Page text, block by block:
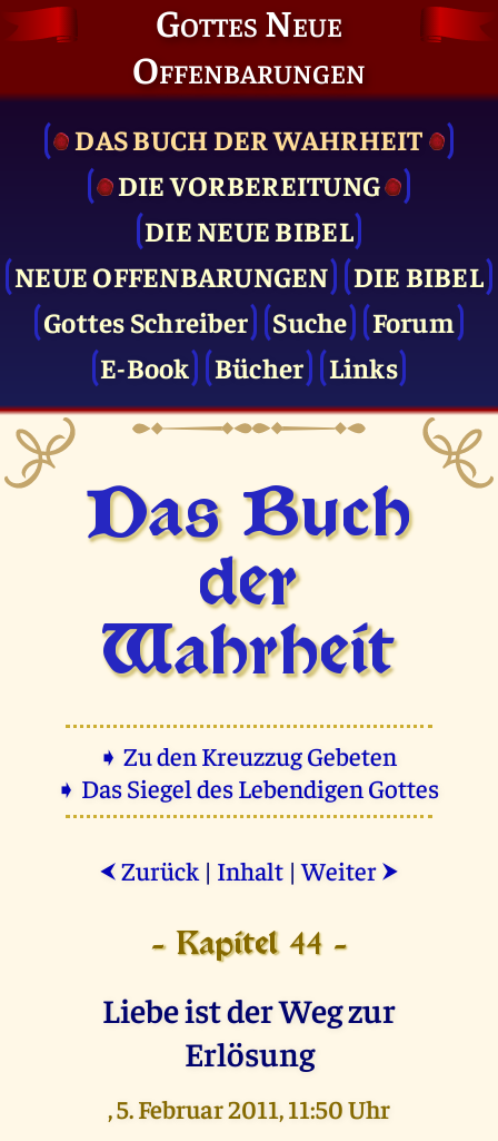
Gottes Neue
Offenbarungen
DAS BUCH DER WAHRHEIT
DIE VOR­BEREITUNG
DIE NEUE BIBEL
NEUE OFFENBARUNGEN
DIE BIBEL
Gottes Schreiber
Suche
Forum
E-Book
Bücher Links
Das Buch
der
Wahrheit
➧ Zu den Kreuzzug Gebeten
➧ Das Siegel des Lebendigen Gottes
⮜ Zurück | Inhalt |Weiter ⮞
- Kapitel 44 -
Liebe ist der Weg zur
Erlösung
, 5. Februar 2011, 11:50 Uhr